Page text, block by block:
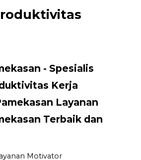
- Spesialis
Kerja
Layanan
Terbaik dan
Motivator